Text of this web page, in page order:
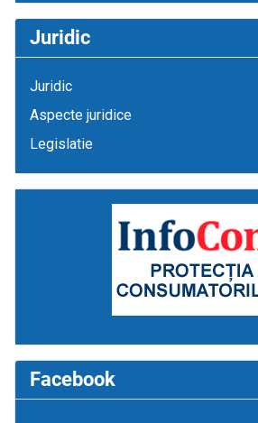
Juridic
Juridic
Aspecte juridice
Legislatie
Facebook